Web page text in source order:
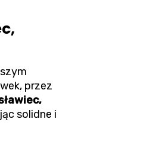
przez
solidne i